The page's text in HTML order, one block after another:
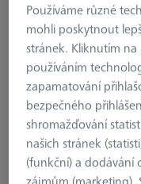
Zpět na
Používáme různé
mohli poskytnout
stránek. Kliknutím na
používáním
zapamatování
bezpečného
shromažďování
našich stránek
(funkční) a dodávání